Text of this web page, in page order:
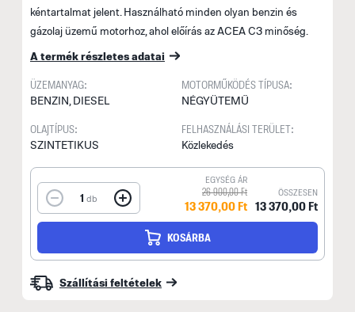
kéntartalmat jelent. Használható minden olyan benzin és
gázolaj üzemű motorhoz, ahol előírás az ACEA C3 minőség.
A termék részletes adatai
ÜZEMANYAG:
BENZIN, DIESEL
MOTORMŰKÖDÉS TÍPUSA:
NÉGYÜTEMŰ
OLAJTÍPUS:
SZINTETIKUS
FELHASZNÁLÁSI TERÜLET:
Közlekedés
1 db
EGYSÉG ÁR
26 900,00 Ft
13 370,00 Ft
ÖSSZESEN
13 370,00 Ft
KOSÁRBA
Szállítási feltételek